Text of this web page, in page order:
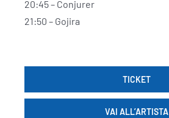
20:45 – Conjurer
21:50 – Gojira
TICKET
VAI ALL’ARTISTA